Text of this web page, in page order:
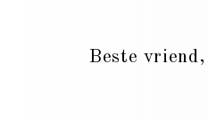
Beste vriend,